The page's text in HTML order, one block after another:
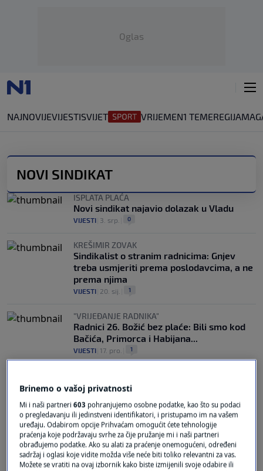
Oglas
NAJNOVIJEVIJESTISVIJET VRIJEMEN1 TEMEREGIJA
NOVI SINDIKAT
ISPLATA PLAĆA
Novi sindikat najavio dolazak u Vladu
VIJESTI 3. srp. 0
KREŠIMIR ZOVAK
Sindikalist o stranim radnicima: Gnjev
treba usmjeriti prema poslodavcima, a ne
prema njima
VIJESTI 20. sij. 1
"VRIJEĐANJE RADNIKA"
Radnici 26. Božić bez plaće: Bili smo kod
Bačića, Primorca i Habijana...
VIJESTI 17. pro. 1
Oglas
Brinemo o vašoj privatnosti
Mi i naši partneri603 pohranjujemo osobne podatke, kao što su podaci
o pregledavanju ili jedinstveni identifikatori, i pristupamo im na vašem
uređaju. Odabirom opcije Prihvaćam omogućit ćete tehnologije
praćenja koje podržavaju svrhe za čije pružanje mi i naši partneri
obrađujemo podatke. Ako su alati za praćenje onemogućeni, određeni
sadržaj i oglasi koje vidite možda više neće biti toliko relevantni za vas.
Možete se vratiti na ovaj izbornik kako biste izmijenili svoje odabire ili